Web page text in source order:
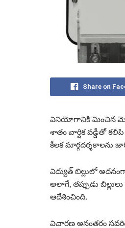
Share on
వినియోగానికి మించిన
శాతం వార్షిక వడ్డీతో
కీలక మార్గదర్శకాలను
విద్యుత్ బిల్లులో
అలాగే, తప్పుడు
ఆదేశించింది.
విచారణ అనంతరం